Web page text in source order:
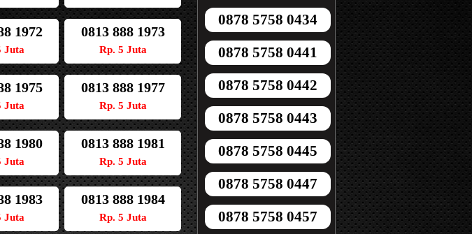
1972
Juta
0813 888 1973
Rp. 5 Juta
1975
Juta
0813 888 1977
Rp. 5 Juta
1980
Juta
0813 888 1981
Rp. 5 Juta
1983
Juta
0813 888 1984
Rp. 5 Juta
0878 5758 0434
0878 5758 0441
0878 5758 0442
0878 5758 0443
0878 5758 0445
0878 5758 0447
0878 5758 0457